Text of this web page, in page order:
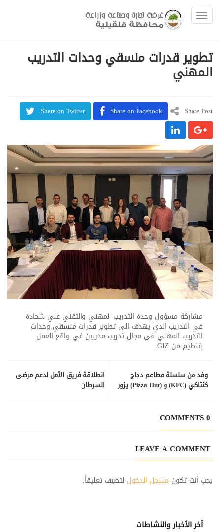
Toggle navigation
تطوير قدرات منسقي وحدات التدريب
المهني
Share Post
Share on Facebook
Share on Twitter
مشاركة مسؤول وحدة التدريب المهني والتقني علي شحادة
في التدريب الذي يهدف الى تطوير قدرات منسقي وحدات
التدريب المهني في مجال تدريب مدربين في واقع العمل
بتنظيم من GIZ.
انطلاقة فريق الأمل لدعم مرضى
السرطان
وفد من سلسلة مطاعم دجاج
كنتاكي (KFC) و (Pizza Hut) يزور
0 COMMENTS
LEAVE A COMMENT
يجب أنت تكون مسجل الدخول لتضيف تعليقاً.
آخر الأخبار والنشاطات